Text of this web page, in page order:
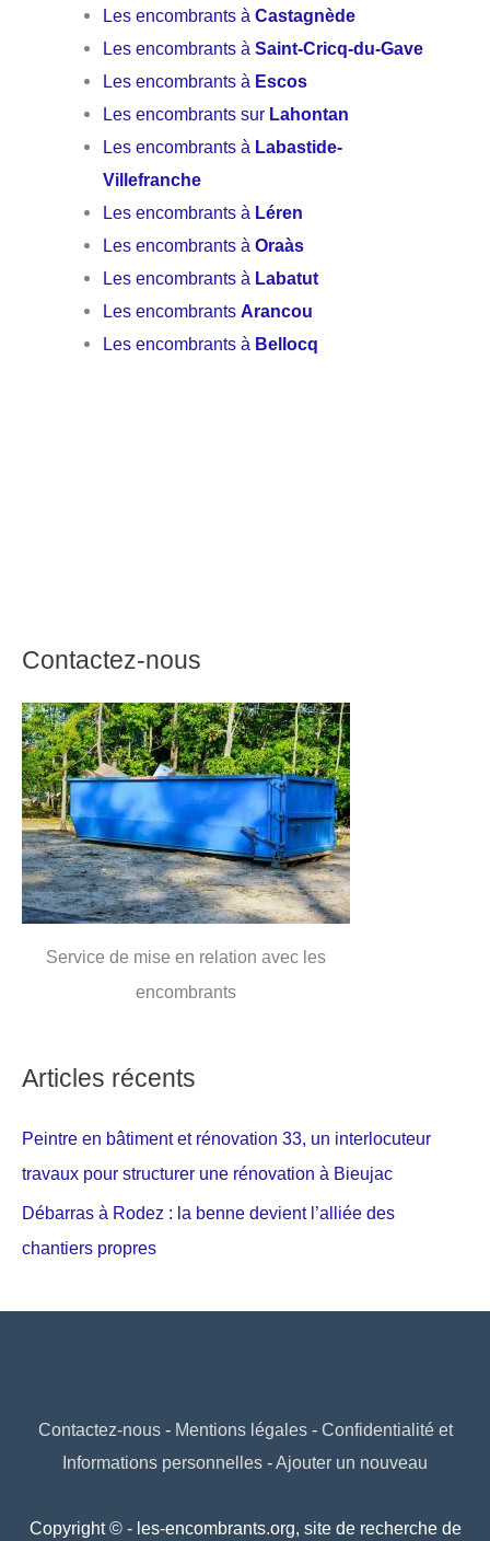
Les encombrants àCastagnède
Les encombrants àSaint-Cricq-du-Gave
Les encombrants à Escos
Les encombrants sur Lahontan
Les encombrants à Labastide-
Villefranche
Les encombrants à Léren
Les encombrants àOraàs
Les encombrants à Labatut
Les encombrantsArancou
Les encombrants à Bellocq
Contactez-nous
Service de mise en relation avec les
encombrants
Articles récents
Peintre en bâtiment et rénovation 33, un interlocuteur
travaux pour structurer une rénovation à Bieujac
Débarras à Rodez : la benne devient l’alliée des
chantiers propres
Contactez-nous- Mentions légales- Confidentialité et
Informations personnelles -Ajouter un nouveau
Copyright © - les-encombrants.org, site de recherche de